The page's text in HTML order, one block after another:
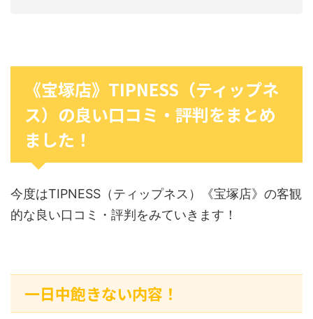
《宝塚店》TIPNESS（ティップネ
ス）の良い口コミ・評判をまとめ
ました！
今度はTIPNESS（ティップネス）《宝塚店》の客観
的な良い口コミ・評判をみていきます！
一日中飽きない内容！